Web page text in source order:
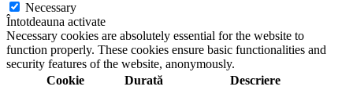
Necessary
Întotdeauna activate
Necessary cookies are absolutely essential for the website to
function properly. These cookies ensure basic functionalities and
security features of the website, anonymously.
Cookie
Durată Descriere